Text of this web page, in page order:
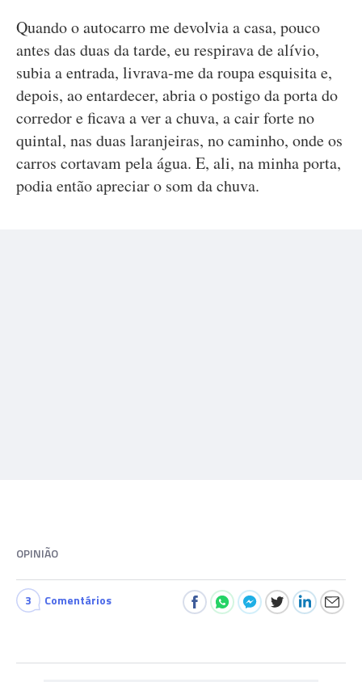
Quando o autocarro me devolvia a casa, pouco
antes das duas da tarde, eu respirava de alívio,
subia a entrada, livrava-me da roupa esquisita e,
depois, ao entardecer, abria o postigo da porta do
corredor e ficava a ver a chuva, a cair forte no
quintal, nas duas laranjeiras, no caminho, onde os
carros cortavam pela água. E, ali, na minha porta,
podia então apreciar o som da chuva.
OPINIÃO
3 Comentários